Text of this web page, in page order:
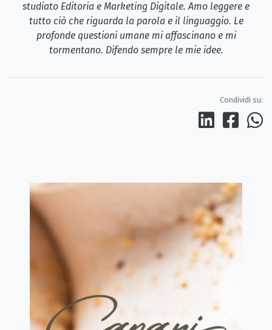
studiato Editoria e Marketing Digitale. Amo leggere e
tutto ciò che riguarda la parola e il linguaggio. Le
profonde questioni umane mi affascinano e mi
tormentano. Difendo sempre le mie idee.
Condividi su: